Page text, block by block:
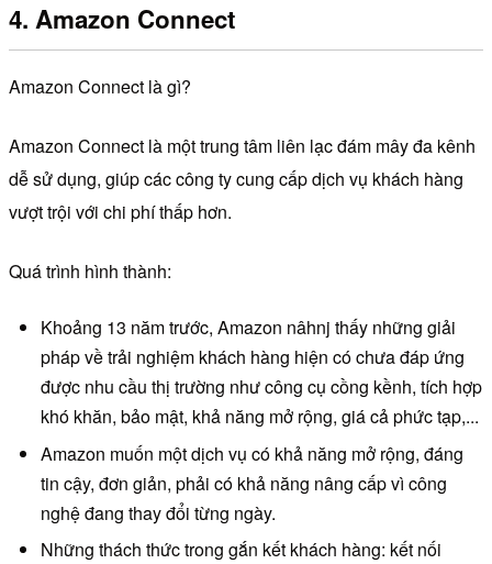
4. Amazon Connect
Amazon Connect là gì?
Amazon Connect là một trung tâm liên lạc đám mây đa kênh
dễ sử dụng, giúp các công ty cung cấp dịch vụ khách hàng
vượt trội với chi phí thấp hơn.
Quá trình hình thành:
Khoảng 13 năm trước, Amazon nâhnj thấy những giải
pháp về trải nghiệm khách hàng hiện có chưa đáp ứng
được nhu cầu thị trường như công cụ cồng kềnh, tích hợp
khó khăn, bảo mật, khả năng mở rộng, giá cả phức tạp,...
Amazon muốn một dịch vụ có khả năng mở rộng, đáng
tin cậy, đơn giản, phải có khả năng nâng cấp vì công
nghệ đang thay đổi từng ngày.
Những thách thức trong gắn kết khách hàng: kết nối